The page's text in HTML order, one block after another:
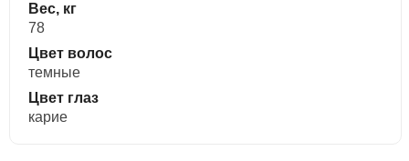
Вес, кг
78
Цвет волос
темные
Цвет глаз
карие